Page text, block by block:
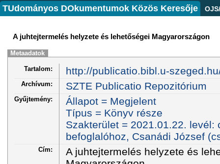
TUdományos DOkumentumok Közös Keresője
A juhtejtermelés helyzete és lehetőségei Magyarországon
Metaadatok
Tartalom: http://publicatio.bibl.u-
Archívum: SZTE Publicatio Repozitórium
Gyűjtemény:
Állapot = Megjelent
Típus = Könyv része
Szakterület = 2021.01.22. levél:
befoglalóhoz, Csanádi József
Cím:
A juhtejtermelés helyzete és